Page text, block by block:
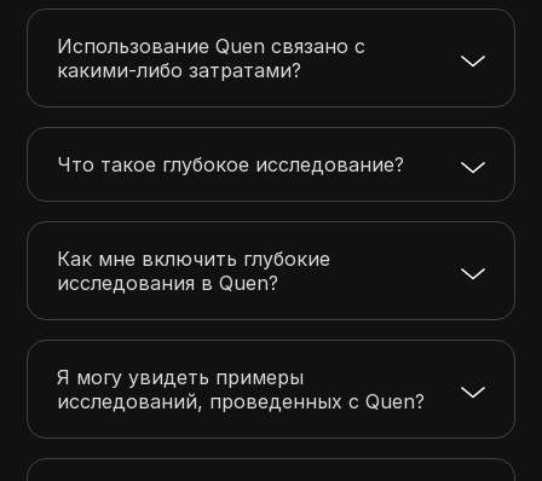
Использование Quen связано с
какими-либо затратами?
Что такое глубокое исследование?
Как мне включить глубокие
исследования в Quen?
Я могу увидеть примеры
исследований, проведенных с Quen?